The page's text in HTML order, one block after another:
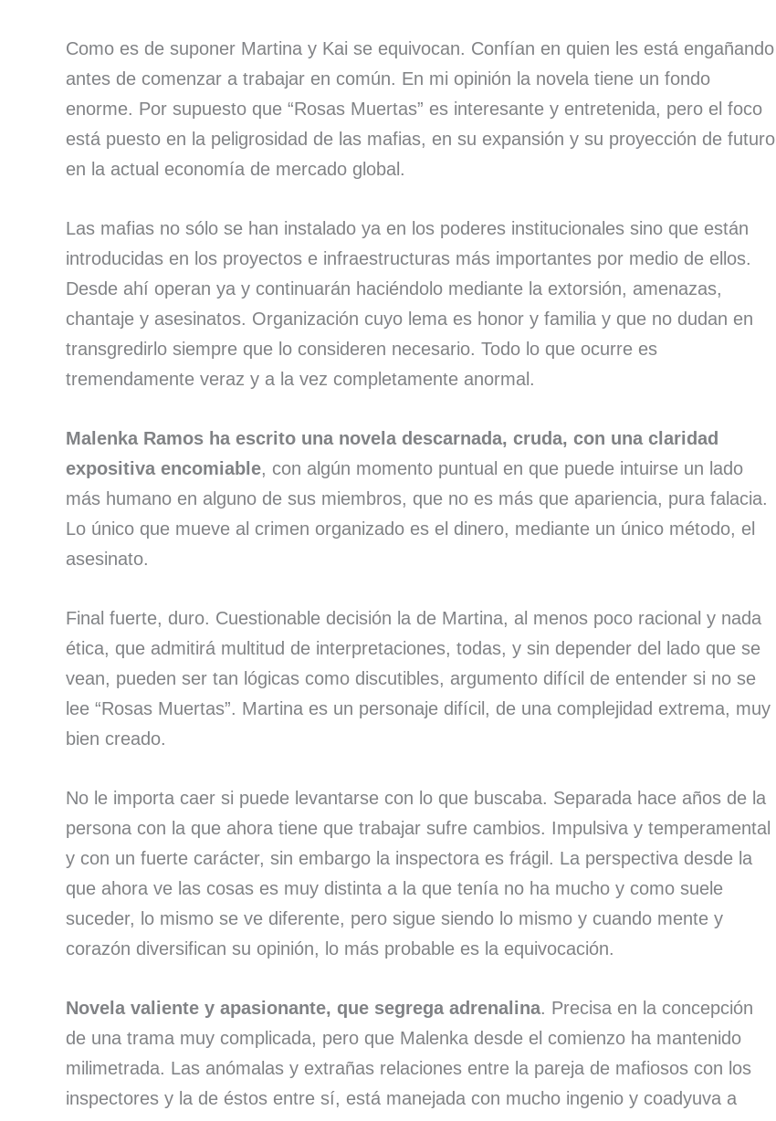
Como es de suponer Martina y Kai se equivocan. Confían en quien les está engañando
antes de comenzar a trabajar en común. En mi opinión la novela tiene un fondo
enorme. Por supuesto que “Rosas Muertas” es interesante y entretenida, pero el foco
está puesto en la peligrosidad de las mafias, en su expansión y su proyección de futuro
en la actual economía de mercado global.
Las mafias no sólo se han instalado ya en los poderes institucionales sino que están
introducidas en los proyectos e infraestructuras más importantes por medio de ellos.
Desde ahí operan ya y continuarán haciéndolo mediante la extorsión, amenazas,
chantaje y asesinatos. Organización cuyo lema es honor y familia y que no dudan en
transgredirlo siempre que lo consideren necesario. Todo lo que ocurre es
tremendamente veraz y a la vez completamente anormal.
Malenka Ramos ha escrito una novela descarnada, cruda, con una claridad
expositiva encomiable, con algún momento puntual en que puede intuirse un lado
más humano en alguno de sus miembros, que no es más que apariencia, pura falacia.
Lo único que mueve al crimen organizado es el dinero, mediante un único método, el
asesinato.
Final fuerte, duro. Cuestionable decisión la de Martina, al menos poco racional y nada
ética, que admitirá multitud de interpretaciones, todas, y sin depender del lado que se
vean, pueden ser tan lógicas como discutibles, argumento difícil de entender si no se
lee “Rosas Muertas”. Martina es un personaje difícil, de una complejidad extrema, muy
bien creado.
No le importa caer si puede levantarse con lo que buscaba. Separada hace años de la
persona con la que ahora tiene que trabajar sufre cambios. Impulsiva y temperamental
y con un fuerte carácter, sin embargo la inspectora es frágil. La perspectiva desde la
que ahora ve las cosas es muy distinta a la que tenía no ha mucho y como suele
suceder, lo mismo se ve diferente, pero sigue siendo lo mismo y cuando mente y
corazón diversifican su opinión, lo más probable es la equivocación.
Novela valiente y apasionante, que segrega adrenalina. Precisa en la concepción
de una trama muy complicada, pero que Malenka desde el comienzo ha mantenido
milimetrada. Las anómalas y extrañas relaciones entre la pareja de mafiosos con los
inspectores y la de éstos entre sí, está manejada con mucho ingenio y coadyuva a